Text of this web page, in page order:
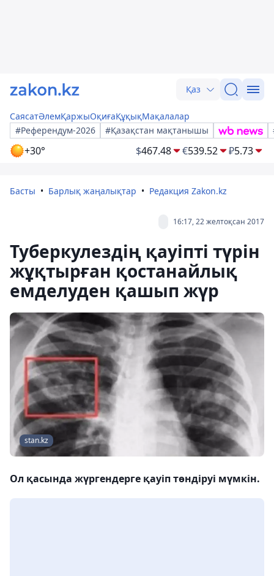
Қаз
СаясатӘлемҚаржыОқиғаҚұқықМақалалар
#Референдум-2026
#Қазақстан мақтанышы
+30° $467.48 €539.52 ₽5.73
Басты Барлық жаңалықтар Редакция Zakon.kz
16:17, 22 желтоқсан 2017
Туберкулездің қауіпті түрін
жұқтырған қостанайлық
емделуден қашып жүр
stan.kz
Ол қасында жүргендерге қауіп төндіруі мүмкін.